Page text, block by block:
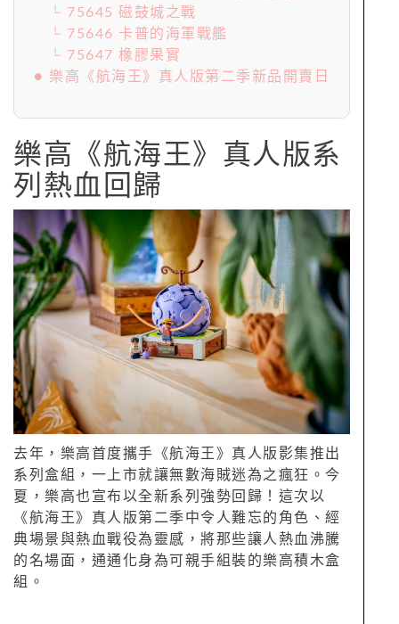
└ 75645 磁鼓城之戰
└ 75646 卡普的海軍戰艦
└ 75647 橡膠果實
● 樂高《航海王》真人版第二季新品開賣日
樂高《航海王》真人版系
列熱血回歸
去年，樂高首度攜手《航海王》真人版影集推出
系列盒組，一上市就讓無數海賊迷為之瘋狂。今
夏，樂高也宣布以全新系列強勢回歸！這次以
《航海王》真人版第二季中令人難忘的角色、經
典場景與熱血戰役為靈感，將那些讓人熱血沸騰
的名場面，通通化身為可親手組裝的樂高積木盒
組。